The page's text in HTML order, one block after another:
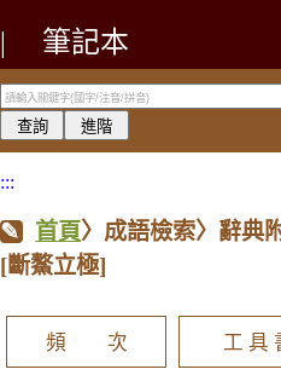
|
筆記本
:::
首頁〉成語檢索〉辭典
[斷鰲立極]
頻 次 工 具